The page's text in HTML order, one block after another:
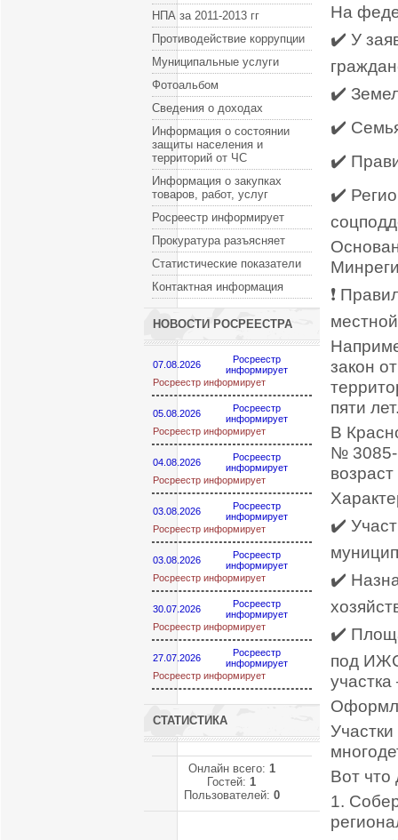
НПА за 2011-2013 гг
Противодействие коррупции
Муниципальные услуги
Фотоальбом
Сведения о доходах
Информация о состоянии
защиты населения и
территорий от ЧС
Информация о закупках
товаров, работ, услуг
Росреестр информирует
Прокуратура разъясняет
Статистические показатели
Контактная информация
НОВОСТИ РОСРЕЕСТРА
07.08.2026
Росреестр
информирует
Росреестр информирует
05.08.2026
Росреестр
информирует
Росреестр информирует
04.08.2026
Росреестр
информирует
Росреестр информирует
03.08.2026
Росреестр
информирует
Росреестр информирует
03.08.2026
Росреестр
информирует
Росреестр информирует
30.07.2026
Росреестр
информирует
Росреестр информирует
27.07.2026
Росреестр
информирует
Росреестр информирует
СТАТИСТИКА
Онлайн всего: 1
Гостей:1
Пользователей: 0
На
✔️ У
✔️
✔️
✔️
✔️
❗️
закон
пяти
В
№ 3085-
✔️
✔️
✔️
под
Вот что
1.